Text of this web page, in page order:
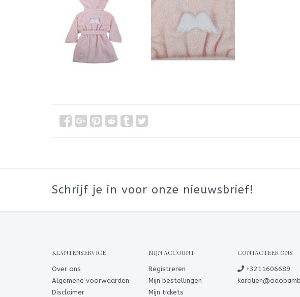
Schrijf je in voor onze nieuwsbrief!
KLANTENSERVICE
Over ons
Algemene voorwaarden
Disclaimer
MIJN ACCOUNT
Registreren
Mijn bestellingen
Mijn tickets
CONTACTEER ONS
+3211606689